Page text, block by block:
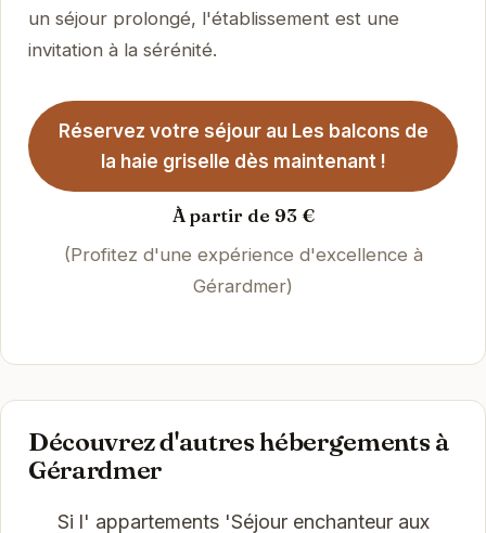
un séjour prolongé, l'établissement est une
invitation à la sérénité.
Réservez votre séjour au Les balcons de
la haie griselle dès maintenant !
À partir de 93 €
(Profitez d'une expérience d'excellence à
Gérardmer)
Découvrez d'autres hébergements à
Gérardmer
Si l' appartements 'Séjour enchanteur aux